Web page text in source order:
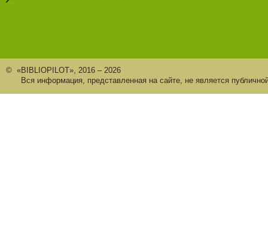
© «BIBLIOPILOT», 2016 – 2026
Вся информация, представленная на сайте, не является